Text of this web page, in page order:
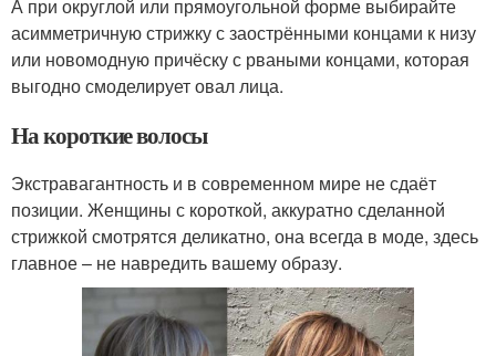
А при округлой или прямоугольной форме выбирайте
асимметричную стрижку с заострёнными концами к низу
или новомодную причёску с рваными концами, которая
выгодно смоделирует овал лица.
На короткие волосы
Экстравагантность и в современном мире не сдаёт
позиции. Женщины с короткой, аккуратно сделанной
стрижкой смотрятся деликатно, она всегда в моде, здесь
главное – не навредить вашему образу.